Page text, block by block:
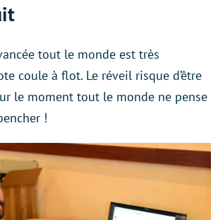
tout le monde est très
coule à flot. Le réveil risque d’être
le moment tout le monde ne pense
!